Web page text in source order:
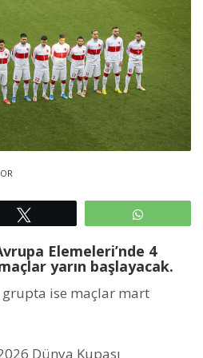
Elemeleri’nde 4
yarın başlayacak.
grupta ise maçlar mart
Dünya Kupası